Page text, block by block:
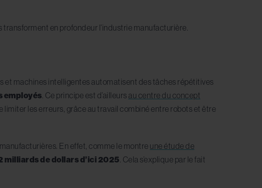
en profondeur l’industrie manufacturière.
et machines intelligentes automatisent des tâches répétitives
employés . Ce principe est d’ailleursau centre du concept
limiter les erreurs, grâce au travail combiné entre robots et être
En effet, comme le montre une étude de
milliards de dollars d’ici 2025 . Cela s’explique par le fait